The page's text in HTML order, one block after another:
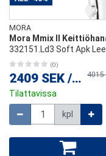
MORA
Mora Mmix II
332151.Ld3 Soft Apk
(0)
2409 SEK / kpl4015
Tilattavissa
kpl